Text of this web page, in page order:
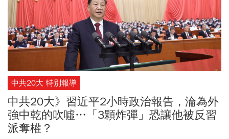
中共20大 特別報導
中共20大》習近平2小時政治報告，淪為外
強中乾的吹噓…「3顆炸彈」恐讓他被反習
派奪權？